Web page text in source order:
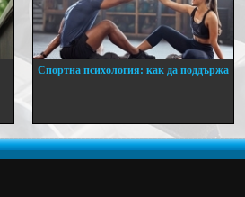
Спортна психология: как да поддържа